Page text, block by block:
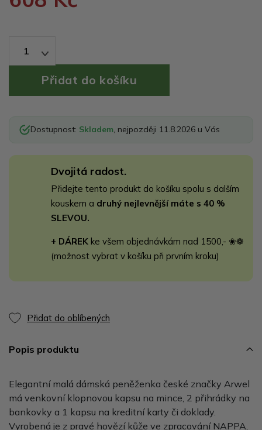
1
Dostupnost: Skladem, nejpozději 11.8.2026 u Vás
Dvojitá radost.
Přidejte tento produkt do košíku spolu s dalším
kouskem a druhý nejlevnější máte s 40 %
SLEVOU.
+ DÁREK ke všem objednávkám nad 1500,- ❀❁
(možnost vybrat v košíku při prvním kroku)
Přidat do oblíbených
Popis produktu
Elegantní malá dámská peněženka české značky Arwel
má venkovní klopnovou kapsu na mince, 2 přihrádky na
bankovky a 1 kapsu na kreditní karty či doklady.
Vyrobená je z pravé hovězí kůže ve zpracování NAPPA,